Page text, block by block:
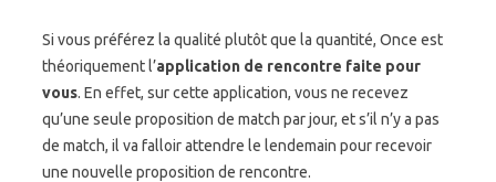
Si vous préférez la qualité plutôt que la quantité, Once est
théoriquement l’application de rencontre faite pour
vous. En effet, sur cette application, vous ne recevez
qu’une seule proposition de match par jour, et s’il n’y a pas
de match, il va falloir attendre le lendemain pour recevoir
une nouvelle proposition de rencontre.